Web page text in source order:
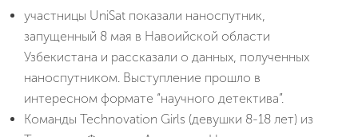
участницы UniSat показали наноспутник,
запущенный 8 мая в Навоийской области
Узбекистана и рассказали о данных, полученных
наноспутником. Выступление прошло в
интересном формате “научного детектива”.
Команды Technovation Girls (девушки 8-18 лет) из